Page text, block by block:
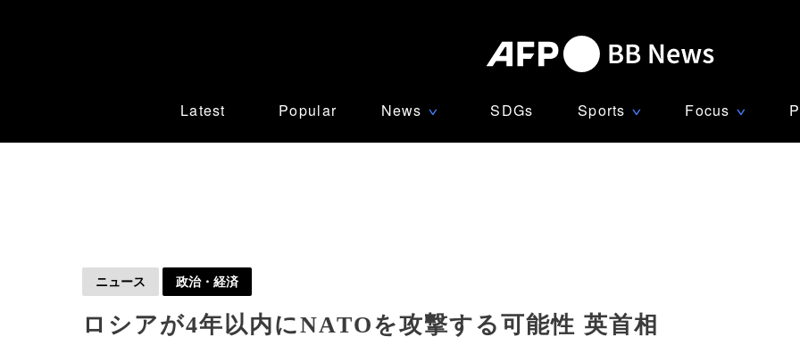
Latest Popular News ∨ SDGs Sports ∨ Focus ∨
ニュース 政治・経済
ロシアが4年以内にNATOを攻撃する可能性 英首相